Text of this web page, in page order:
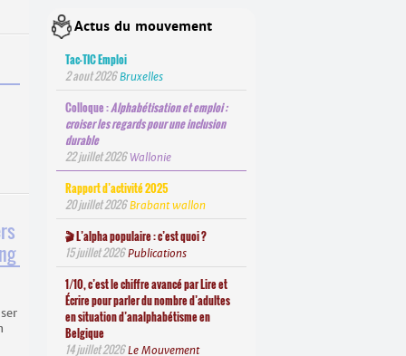
Actus du mouvement
Tac-TIC Emploi
2 aout 2026 Bruxelles
Colloque :Alphabétisation et emploi :
croiser les regards pour une inclusion
durable
22 juillet 2026 Wallonie
Rapport d’activité 2025
20 juillet 2026 Brabant wallon
🎬 L’alpha populaire : c’est quoi ?
15 juillet 2026 Publications
1/10, c’est le chiffre avancé par Lire et
Écrire pour parler du nombre d’adultes
en situation d’analphabétisme en
Belgique
14 juillet 2026 Le Mouvement